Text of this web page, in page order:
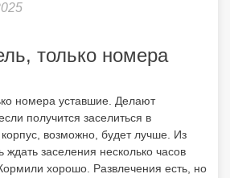
только номера
номера уставшие. Делают
получится заселиться в
возможно, будет лучше. Из
заселения несколько часов
хорошо. Развлечения есть, но